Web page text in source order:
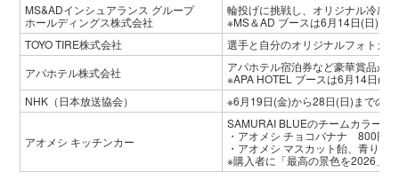
MS&ADインシュアランス グループ
ホールディングス株式会社
輪投げに挑戦し、オリジナル冷感
※MS＆AD ブースは6月14日(日) ま
TOYO TIRE株式会社
選手と自分のオリジナルフォトカ
アパホテル株式会社
アパホテル宿泊券など豪華賞品が
※APA HOTEL ブースは6月14日(日
NHK（日本放送協会）
※6月19日(金)から28日(日)までの
アオメシ キッチンカー
SAMURAI BLUEのチームカラー
・アオメシ チョコバナナ 800円
・アオメシ マスカット飴、青り
※購入者に「最高の景色を2026」